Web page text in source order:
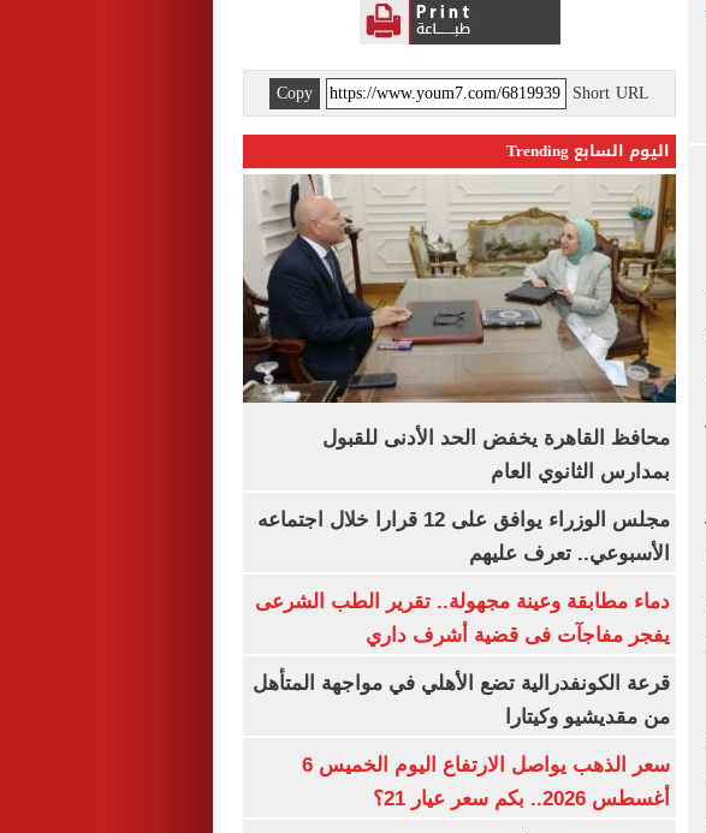
Short URL
Copy
اليوم السابع Trending
محافظ القاهرة يخفض الحد الأدنى للقبول
بمدارس الثانوي العام
مجلس الوزراء يوافق على 12 قرارا خلال اجتماعه
الأسبوعي.. تعرف عليهم
دماء مطابقة وعينة مجهولة.. تقرير الطب الشرعى
يفجر مفاجآت فى قضية أشرف داري
قرعة الكونفدرالية تضع الأهلي في مواجهة المتأهل
من مقديشيو وكيتارا
سعر الذهب يواصل الارتفاع اليوم الخميس 6
أغسطس 2026.. بكم سعر عيار 21؟